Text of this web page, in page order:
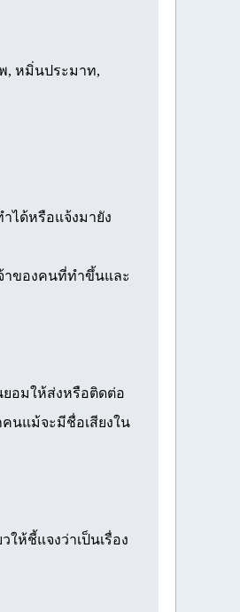
, หมิ่นประมาท,
ได้หรือแจ้งมายัง
าของคนที่ทำขึ้นและ
ยอมให้ส่งหรือติดต่อ
นแม้จะมีชื่อเสียงใน
ให้ชี้แจงว่าเป็นเรื่อง